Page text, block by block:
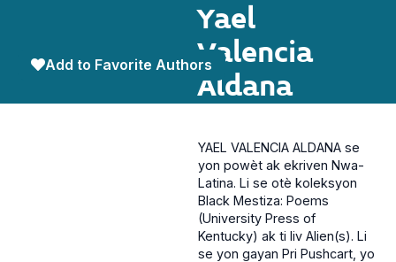
Yael
Valencia
Aldana
Add to Favorite Authors
YAEL VALENCIA ALDANA se
yon powèt ak ekriven Nwa-
Latina. Li se otè koleksyon
Black Mestiza: Poems
(University Press of
Kentucky) ak ti liv Alien(s). Li
se yon gayan Pri Pushcart, yo